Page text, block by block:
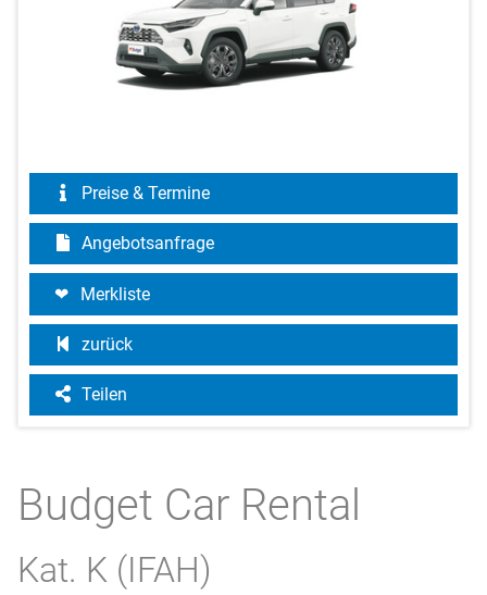
Preise & Termine
Angebotsanfrage
Merkliste
zurück
Teilen
Budget Car Rental
Kat. K (IFAH)